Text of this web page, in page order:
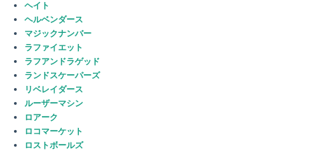
ヘイト
ヘルベンダース
マジックナンバー
ラファイエット
ラフアンドラゲッド
ランドスケーパーズ
リベレイダース
ルーザーマシン
ロアーク
ロコマーケット
ロストボールズ